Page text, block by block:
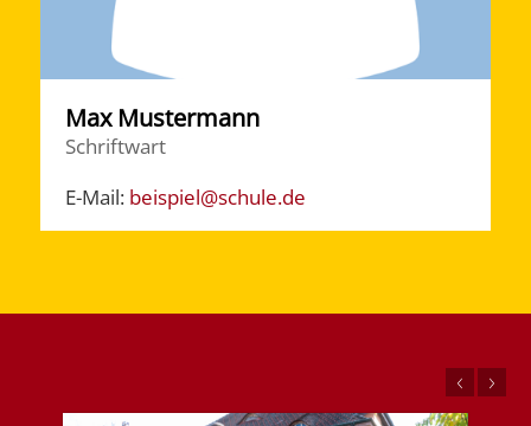
Max Mustermann
Schriftwart
E-Mail: beispiel@schule.de